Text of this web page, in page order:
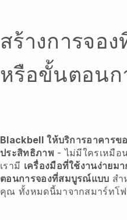
สร้างการจอ
หรือขั้นตอนก
Blackbell ให้บริการอาคาร
ประสิทธิภาพ - ไม่มีใครเหมือ
เรามี เครื่องมือที่ใช้งานง่ายม
ตอนการจองที่สมบูรณ์แบบ สำ
คุณ ทั้งหมดนี้มาจากสมาร์ทโ